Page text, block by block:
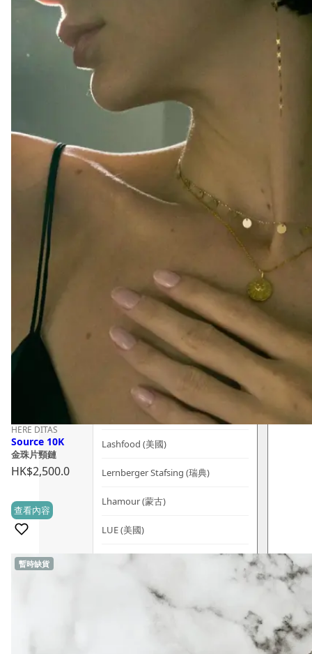
H
Inika Organic (澳洲)
Intelligent I-N (美國)
Invity (新加坡)
Kawaarashi Studio (台灣)
Kerzon (法國)
KIKI Health (英國)
KIND-LY (澳洲)
Lashfood (美國)
Lernberger Stafsing (瑞典)
Lhamour (蒙古)
LUE (美國)
Mademoiselle Saint Germain (法國)
variants.
The
options
may
chosen
product
page
HERE DITAS
Source 10K
金珠片頸鏈
HK$2,500.0
(0)
查看內容
暫時缺貨